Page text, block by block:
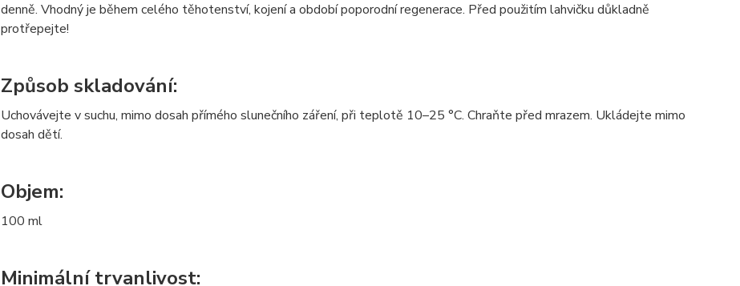
denně. Vhodný je během celého těhotenství, kojení a období poporodní regenerace. Před použitím lahvičku důkladně
protřepejte!
Způsob skladování:
Uchovávejte v suchu, mimo dosah přímého slunečního záření, při teplotě 10–25 °C. Chraňte před mrazem. Ukládejte mimo
dosah dětí.
Objem:
100 ml
Minimální trvanlivost: